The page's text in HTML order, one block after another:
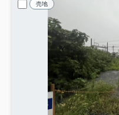
売地